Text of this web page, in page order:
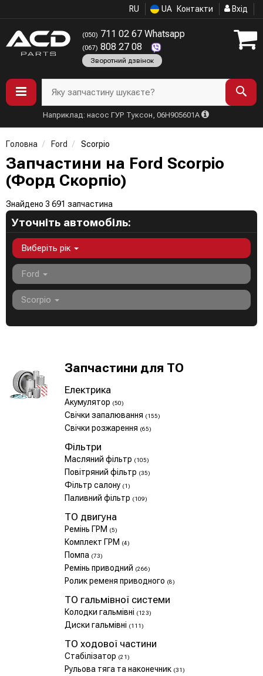
RU UA Контакти Вхід
(050) 711 02 67 Whatsapp
(067) 808 27 08
Зворотний дзвінок
Яку запчастину шукаєте?
Наприклад: насос ГУР Туксон, 06H905601A
Головна Ford Scorpio
Запчастини на Ford Scorpio
(Форд Скорпіо)
Знайдено 3 691 запчастина
Уточніть автомобіль:
Виберіть рік
Ford
Scorpio
Запчастини для ТО
Електрика
Акумулятор (50)
Свічки запалювання (155)
Свічки розжарення (65)
Фільтри
Масляний фільтр (105)
Повітряний фільтр (35)
Фільтр салону (1)
Паливний фільтр (109)
ТО двигуна
Ремінь ГРМ (5)
Комплект ГРМ (4)
Помпа (73)
Ремінь приводний (266)
Ролик ременя приводного (8)
ТО гальмівної системи
Колодки гальмівні (123)
Диски гальмівні (111)
ТО ходової частини
Стабілізатор (21)
Рульова тяга та наконечник (31)